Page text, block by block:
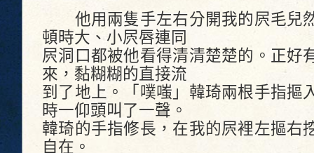
他用兩隻手左右分開我的屄毛兒
頓時大、小屄唇連同
屄洞口都被他看得清清楚楚的。正好
來，黏糊糊的直接流
到了地上。「噗嗤」韓琦兩根手指摳
時一仰頭叫了一聲。
韓琦的手指修長，在我的屄裡左摳右
自在。